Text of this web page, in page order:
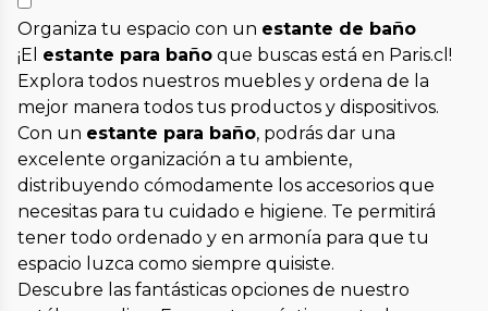
Organiza tu espacio con un estante de baño
¡El estante para baño que buscas está en Paris.cl!
Explora todos nuestros muebles y ordena de la
mejor manera todos tus productos y dispositivos.
Con un estante para baño, podrás dar una
excelente organización a tu ambiente,
distribuyendo cómodamente los accesorios que
necesitas para tu cuidado e higiene. Te permitirá
tener todo ordenado y en armonía para que tu
espacio luzca como siempre quisiste.
Descubre las fantásticas opciones de nuestro